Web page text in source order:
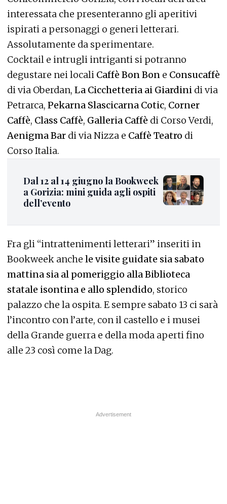
interessata che presenteranno gli aperitivi
ispirati a personaggi o generi letterari.
Assolutamente da sperimentare.
Cocktail e intrugli intriganti si potranno
degustare nei locali Caffè Bon Bon e Consucaffè
di via Oberdan, La Cicchetteria ai Giardini di via
Petrarca, Pekarna Slascicarna Cotic, Corner
Caffè, Class Caffè, Galleria Caffè di Corso Verdi,
Aenigma Bar di via Nizza e Caffè Teatro di
Corso Italia.
Dal 12 al 14 giugno la Bookweek
a Gorizia: mini guida agli ospiti
dell’evento
Fra gli “intrattenimenti letterari” inseriti in
Bookweek anche le visite guidate sia sabato
mattina sia al pomeriggio alla Biblioteca
statale isontina e allo splendido, storico
palazzo che la ospita. E sempre sabato 13 ci sarà
l’incontro con l’arte, con il castello e i musei
della Grande guerra e della moda aperti fino
alle 23 così come la Dag.